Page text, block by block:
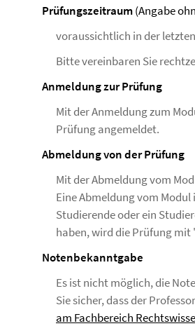
Prüfungszeitraum(Angabe
voraussichtlich in der
Bitte vereinbaren Sie
Anmeldung zur Prüfung
Mit der Anmeldung zum
Prüfung angemeldet.
Abmeldung von der Prüfung
Mit der Abmeldung vom
Eine Abmeldung vom
Studierende oder ein
haben, wird die Prüfung
Notenbekanntgabe
Es ist nicht möglich, die
Sie sicher, dass der
am Fachbereich